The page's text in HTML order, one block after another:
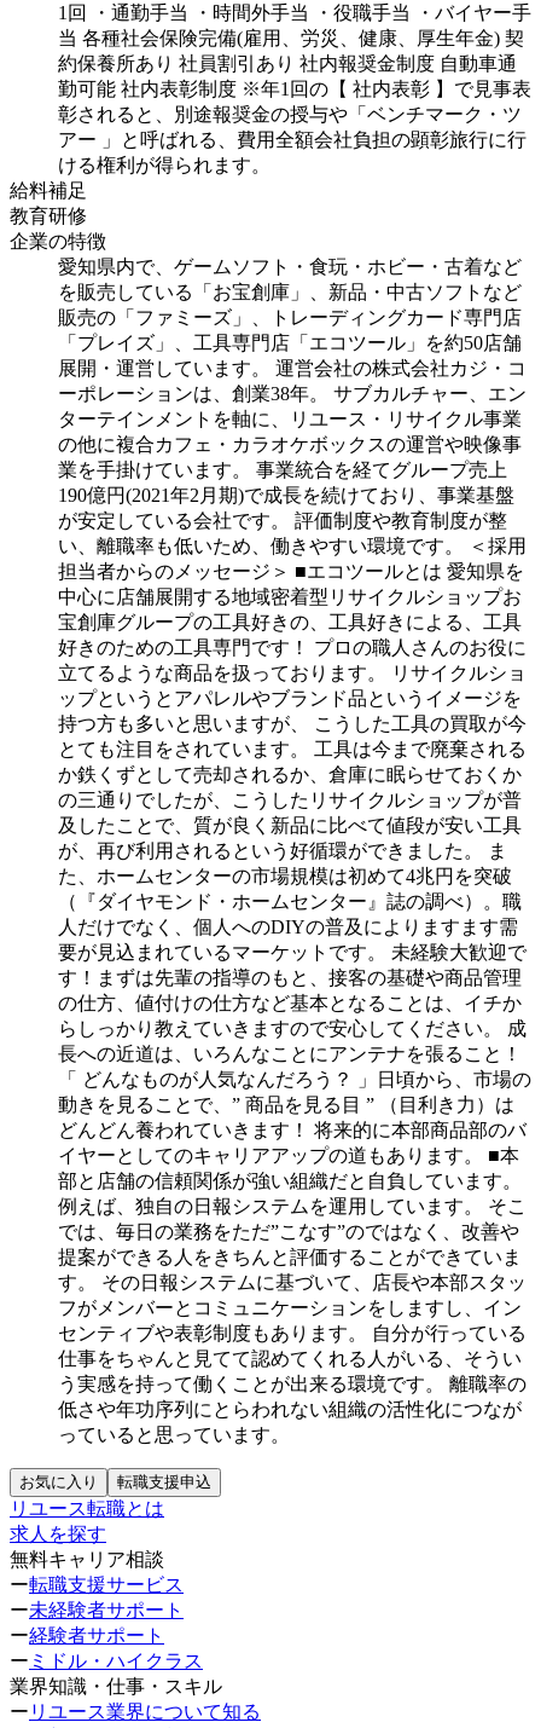
1回
・通勤手当 ・時間外手当 ・役職手当
・バイヤー手
当 各種社会保険完備(雇用、労災、健康、厚生年金) 契
約保養所あり 社員割引あり 社内報奨金制度 自動車通
勤可能 社内表彰制度 ※年1回の【 社内表彰 】で見事表
彰されると、別途報奨金の授与や「ベンチマーク・ツ
アー 」と呼ばれる、費用全額会社負担の顕彰旅行に行
ける権利が得られます。
給料補足
教育研修
企業の特徴
愛知県内で、ゲームソフト・食玩・ホビー・古着など
を販売している「お宝創庫」、新品・中古ソフトなど
販売の「ファミーズ」、トレーディングカード専門店
「プレイズ」、工具専門店「エコツール」を約50店舗
展開・運営しています。
運営会社の株式会社カジ・コ
ーポレーションは、創業38年。
サブカルチャー、エン
ターテインメントを軸に、リユース・リサイクル事業
の他に複合カフェ・カラオケボックスの運営や映像事
業を手掛けています。
事業統合を経てグループ売上
190億円(2021年2月期)で成長を続けており、事業基盤
が安定している会社です。
評価制度や教育制度が整
い、離職率も低いため、働きやすい環境です。
＜採用
担当者からのメッセージ＞ ■エコツールとは 愛知県を
中心に店舗展開する地域密着型リサイクルショップお
宝創庫グループの工具好きの、工具好きによる、工具
好きのための工具専門です！
プロの職人さんのお役に
立てるような商品を扱っております。
リサイクルショ
ップというとアパレルやブランド品というイメージを
持つ方も多いと思いますが、
こうした工具の買取が今
とても注目をされています。
工具は今まで廃棄される
か鉄くずとして売却されるか、倉庫に眠らせておくか
の三通りでしたが、こうしたリサイクルショップが普
及したことで、質が良く新品に比べて値段が安い工具
が、再び利用されるという好循環ができました。
ま
た、ホームセンターの市場規模は初めて4兆円を突破
（『ダイヤモンド・ホームセンター』誌の調べ）。職
人だけでなく、個人へのDIYの普及によりますます需
要が見込まれているマーケットです。
未経験大歓迎で
す！まずは先輩の指導のもと、接客の基礎や商品管理
の仕方、値付けの仕方など基本となることは、イチか
らしっかり教えていきますので安心してください。
成
長への近道は、いろんなことにアンテナを張ること！
「 どんなものが人気なんだろう？ 」日頃から、市場の
動きを見ることで、” 商品を見る目 ” （目利き力）は
どんどん養われていきます！
将来的に本部商品部のバ
イヤーとしてのキャリアアップの道もあります。
■本
部と店舗の信頼関係が強い組織だと自負しています。
例えば、独自の日報システムを運用しています。
そこ
では、毎日の業務をただ”こなす”のではなく、改善や
提案ができる人をきちんと評価することができていま
す。
その日報システムに基づいて、店長や本部スタッ
フがメンバーとコミュニケーションをしますし、イン
センティブや表彰制度もあります。
自分が行っている
仕事をちゃんと見てて認めてくれる人がいる、そうい
う実感を持って働くことが出来る環境です。
離職率の
低さや年功序列にとらわれない組織の活性化につなが
っていると思っています。
お気に入り 転職支援申込
リユース転職とは
求人を探す
無料キャリア相談
ー転職支援サービス
ー未経験者サポート
ー経験者サポート
ー ミドル・ハイクラス
業界知識・仕事・スキル
ー リユース業界について知る